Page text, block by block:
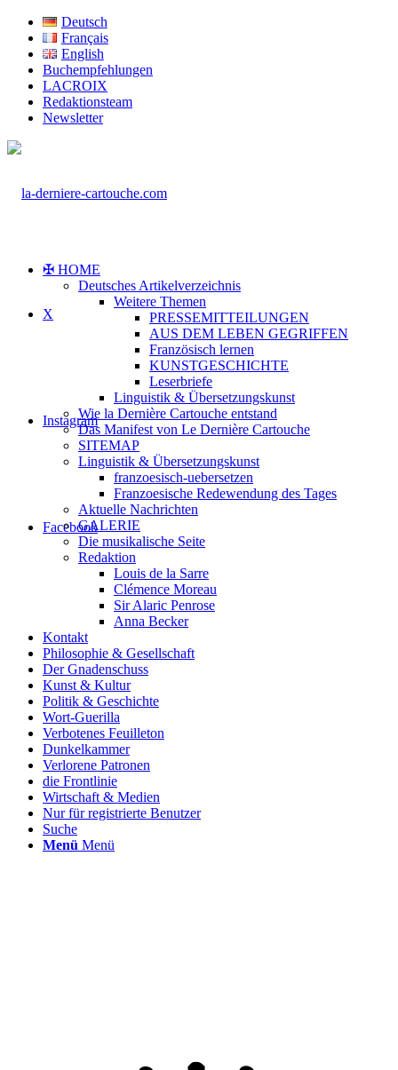
Deutsch
Français
English
Buchempfehlungen
LACROIX
Redaktionsteam
Newsletter
X
Instagram
Facebook
✠ HOME
Deutsches Artikelverzeichnis
Weitere Themen
PRESSEMITTEILUNGEN
AUS DEM LEBEN GEGRIFFEN
Französisch lernen
KUNSTGESCHICHTE
Leserbriefe
Linguistik & Übersetzungskunst
Wie la Dernière Cartouche entstand
Das Manifest von Le Dernière Cartouche
SITEMAP
Linguistik & Übersetzungskunst
franzoesisch-uebersetzen
Franzoesische Redewendung des Tages
Aktuelle Nachrichten
GALERIE
Die musikalische Seite
Redaktion
Louis de la Sarre
Clémence Moreau
Sir Alaric Penrose
Anna Becker
Kontakt
Philosophie & Gesellschaft
Der Gnadenschuss
Kunst & Kultur
Politik & Geschichte
Wort-Guerilla
Verbotenes Feuilleton
Dunkelkammer
Verlorene Patronen
die Frontlinie
Wirtschaft & Medien
Nur für registrierte Benutzer
Suche
Menü Menü